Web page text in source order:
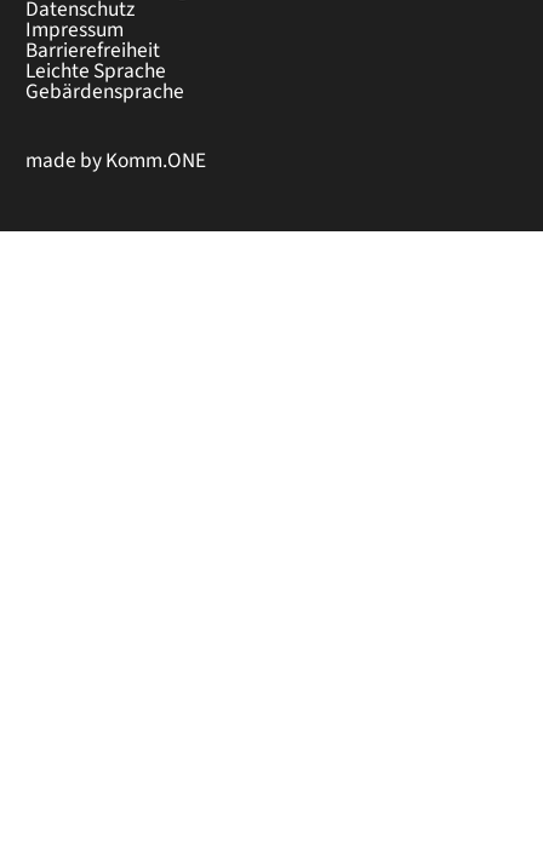
Datenschutz
Impressum
Barrierefreiheit
Leichte Sprache
Gebärdensprache
made byKomm.ONE